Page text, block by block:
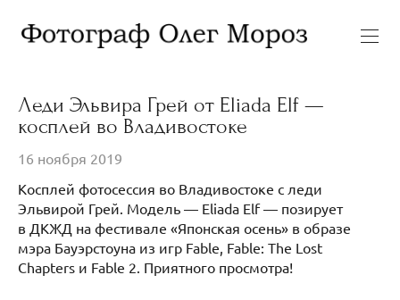
Леди Эльвира Грей от Eliada Elf —
косплей во Владивостоке
16 ноября 2019
Косплей фотосессия во Владивостоке с леди
Эльвирой Грей. Модель — Eliada Elf — позирует
в ДКЖД на фестивале «Японская осень» в образе
мэра Бауэрстоуна из игр Fable, Fable: The Lost
Chapters и Fable 2. Приятного просмотра!